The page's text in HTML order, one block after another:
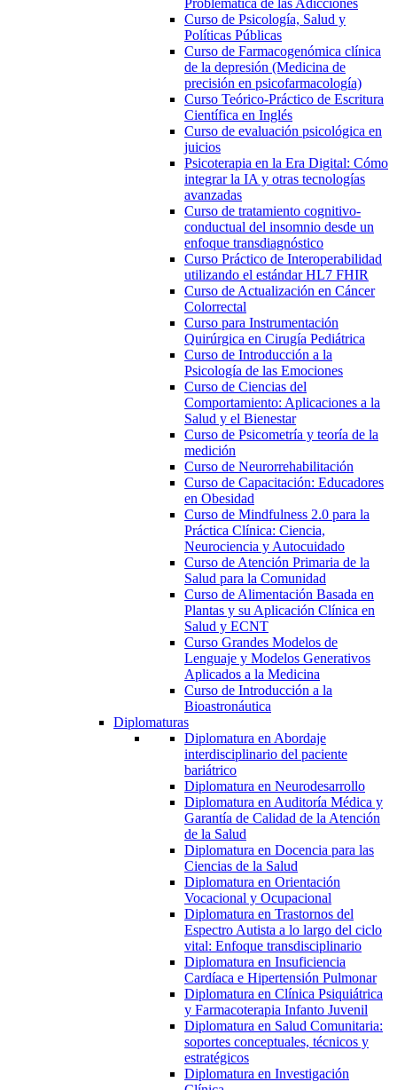
Problemática de las Adicciones
Curso de Psicología, Salud y
Políticas Públicas
Curso de Farmacogenómica clínica
de la depresión (Medicina de
precisión en psicofarmacología)
Curso Teórico-Práctico de Escritura
Científica en Inglés
Curso de evaluación psicológica en
juicios
Psicoterapia en la Era Digital: Cómo
integrar la IA y otras tecnologías
avanzadas
Curso de tratamiento cognitivo-
conductual del insomnio desde un
enfoque transdiagnóstico
Curso Práctico de Interoperabilidad
utilizando el estándar HL7 FHIR
Curso de Actualización en Cáncer
Colorrectal
Curso para Instrumentación
Quirúrgica en Cirugía Pediátrica
Curso de Introducción a la
Psicología de las Emociones
Curso de Ciencias del
Comportamiento: Aplicaciones a la
Salud y el Bienestar
Curso de Psicometría y teoría de la
medición
Curso de Neurorrehabilitación
Curso de Capacitación: Educadores
en Obesidad
Curso de Mindfulness 2.0 para la
Práctica Clínica: Ciencia,
Neurociencia y Autocuidado
Curso de Atención Primaria de la
Salud para la Comunidad
Curso de Alimentación Basada en
Plantas y su Aplicación Clínica en
Salud y ECNT
Curso Grandes Modelos de
Lenguaje y Modelos Generativos
Aplicados a la Medicina
Curso de Introducción a la
Bioastronáutica
Diplomaturas
Diplomatura en Abordaje
interdisciplinario del paciente
bariátrico
Diplomatura en Neurodesarrollo
Diplomatura en Auditoría Médica y
Garantía de Calidad de la Atención
de la Salud
Diplomatura en Docencia para las
Ciencias de la Salud
Diplomatura en Orientación
Vocacional y Ocupacional
Diplomatura en Trastornos del
Espectro Autista a lo largo del ciclo
vital: Enfoque transdisciplinario
Diplomatura en Insuficiencia
Cardíaca e Hipertensión Pulmonar
Diplomatura en Clínica Psiquiátrica
y Farmacoterapia Infanto Juvenil
Diplomatura en Salud Comunitaria:
soportes conceptuales, técnicos y
estratégicos
Diplomatura en Investigación